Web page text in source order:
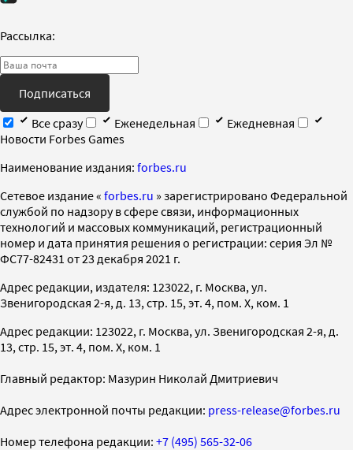
Рассылка:
Подписаться
Все сразу
Еженедельная
Ежедневная
Новости Forbes Games
Наименование издания: forbes.ru
Cетевое издание « forbes.ru » зарегистрировано Федеральной
службой по надзору в сфере связи, информационных
технологий и массовых коммуникаций, регистрационный
номер и дата принятия решения о регистрации: серия Эл №
ФС77-82431 от 23 декабря 2021 г.
Адрес редакции, издателя: 123022, г. Москва, ул.
Звенигородская 2-я, д. 13, стр. 15, эт. 4, пом. X, ком. 1
Адрес редакции: 123022, г. Москва, ул. Звенигородская 2-я, д.
13, стр. 15, эт. 4, пом. X, ком. 1
Главный редактор: Мазурин Николай Дмитриевич
Адрес электронной почты редакции: press-release@forbes.ru
Номер телефона редакции: +7 (495) 565-32-06